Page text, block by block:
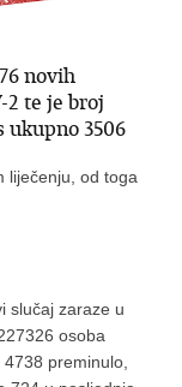
novih
2 te je broj
ukupno 3506
liječenju, od toga
slučaj zaraze u
osoba
preminulo,